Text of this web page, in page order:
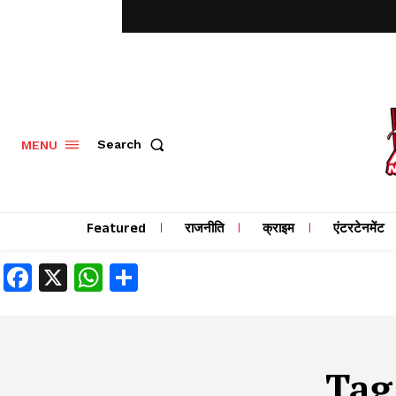
MENU Search
Featured राजनीति क्राइम एंटरटेनमेंट
Facebook
X WhatsApp